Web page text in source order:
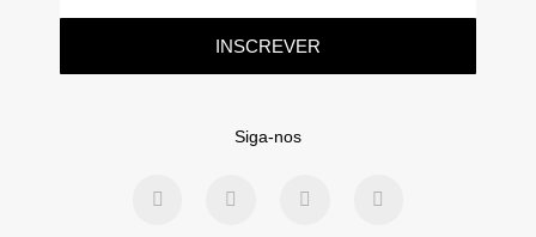
INSCREVER
Siga-nos